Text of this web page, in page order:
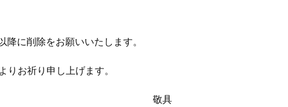
降に削除をお願いいたします。
お祈り申し上げます。
敬具